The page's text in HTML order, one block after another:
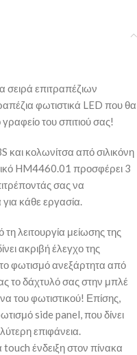
σειρά επιτραπέζιων
φωτιστικά LED που θα
του σπιτιού σας!
κολωνίτσα από σιλικόνη
HM4460.01 προσφέρει 3
σας να
κάθε εργασία.
λειτουργία μείωσης της
ακριβή έλεγχο της
φωτισμό ανεξάρτητα από
το δάχτυλό σας στην μπλέ
του φωτιστικού! Επίσης,
side panel, που δίνει
επιφάνεια.
touch ένδειξη στον πίνακα